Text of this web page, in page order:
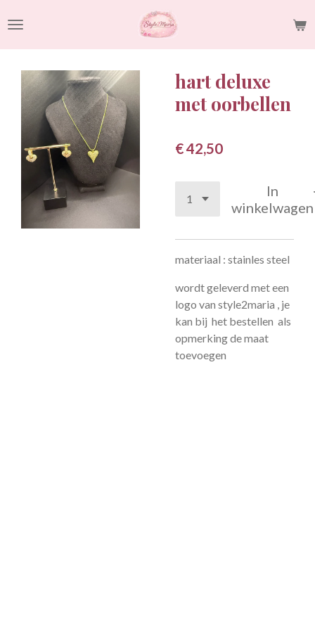
direct
naar
hoofdinhoud
hart deluxe
met oorbellen
€ 42,50
In
winkelwagen
materiaal : stainles steel
wordt geleverd met een
logo van style2maria , je
kan bij het bestellen als
opmerking de maat
toevoegen